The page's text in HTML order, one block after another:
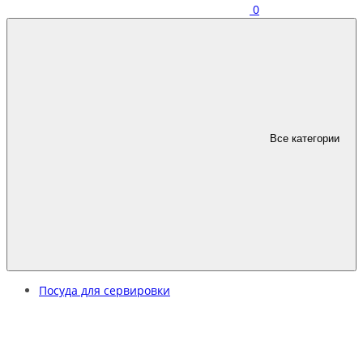
0
Все категории
Посуда для сервировки